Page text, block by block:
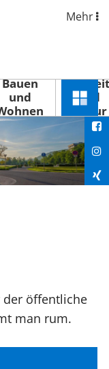
Mehr
Bauen
und
Freizeit
und
Kultur
Menü
der öffentliche
man rum.